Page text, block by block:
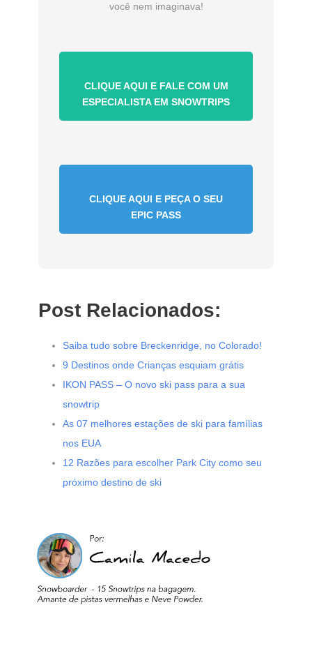
você nem imaginava!
CLIQUE AQUI E FALE COM UM
ESPECIALISTA EM SNOWTRIPS
CLIQUE AQUI E PEÇA O SEU
EPIC PASS
Post Relacionados:
Saiba tudo sobre Breckenridge, no Colorado!
9 Destinos onde Crianças esquiam grátis
IKON PASS – O novo ski pass para a sua
snowtrip
As 07 melhores estações de ski para famílias
nos EUA
12 Razões para escolher Park City como seu
próximo destino de ski